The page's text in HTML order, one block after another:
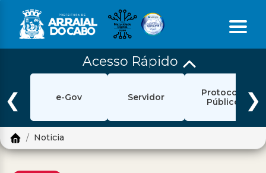
Início
Ouvidoria
Pesquisar
Acesso Rápido
❮ e-Gov Servidor
Protocolo
Público
❯
Noticia